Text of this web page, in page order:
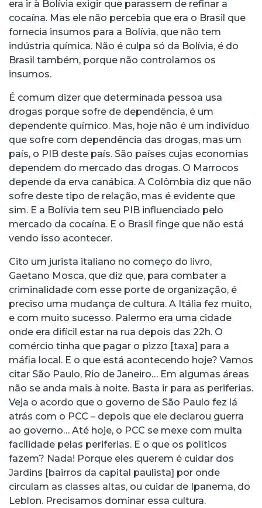
era ir à Bolívia exigir que parassem de refinar a
cocaína. Mas ele não percebia que era o Brasil que
fornecia insumos para a Bolívia, que não tem
indústria química. Não é culpa só da Bolívia, é do
Brasil também, porque não controlamos os
insumos.
É comum dizer que determinada pessoa usa
drogas porque sofre de dependência, é um
dependente químico. Mas, hoje não é um indivíduo
que sofre com dependência das drogas, mas um
país, o PIB deste país. São países cujas economias
dependem do mercado das drogas. O Marrocos
depende da erva canábica. A Colômbia diz que não
sofre deste tipo de relação, mas é evidente que
sim. E a Bolívia tem seu PIB influenciado pelo
mercado da cocaína. E o Brasil finge que não está
vendo isso acontecer.
Cito um jurista italiano no começo do livro,
Gaetano Mosca, que diz que, para combater a
criminalidade com esse porte de organização, é
preciso uma mudança de cultura. A Itália fez muito,
e com muito sucesso. Palermo era uma cidade
onde era difícil estar na rua depois das 22h. O
comércio tinha que pagar o pizzo [taxa] para a
máfia local. E o que está acontecendo hoje? Vamos
citar São Paulo, Rio de Janeiro… Em algumas áreas
não se anda mais à noite. Basta ir para as periferias.
Veja o acordo que o governo de São Paulo fez lá
atrás com o PCC – depois que ele declarou guerra
ao governo… Até hoje, o PCC se mexe com muita
facilidade pelas periferias. E o que os políticos
fazem? Nada! Porque eles querem é cuidar dos
Jardins [bairros da capital paulista] por onde
circulam as classes altas, ou cuidar de Ipanema, do
Leblon. Precisamos dominar essa cultura.